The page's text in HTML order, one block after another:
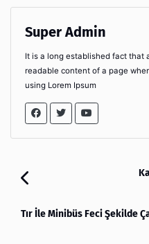
Super Admin
It is a long established fact that
readable content of a page
using Lorem Ipsum
Tır İle Minibüs Feci Şekilde